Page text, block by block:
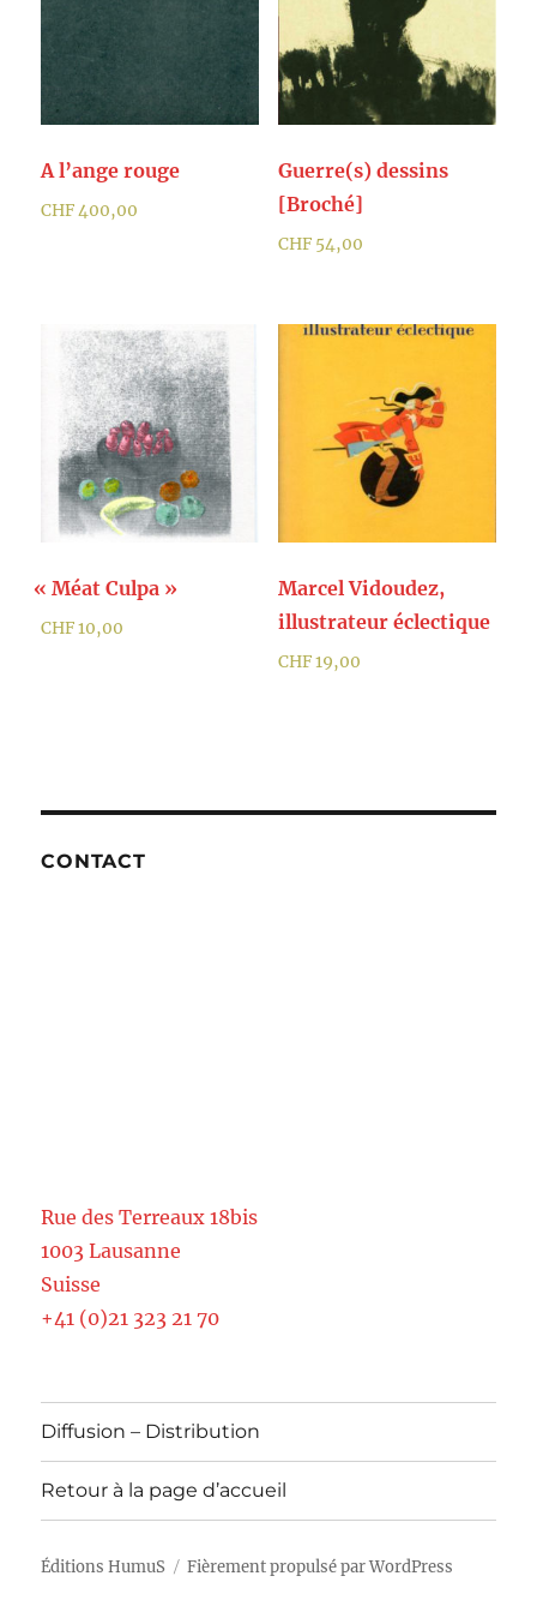
A l’ange rouge
CHF400,00
Guerre(s) dessins
[Broché]
CHF54,00
« Méat Culpa »
CHF10,00
Marcel Vidoudez,
illustrateur éclectique
CHF19,00
CONTACT
Rue des Terreaux 18bis
1003 Lausanne
Suisse
+41 (0)21 323 21 70
Diffusion – Distribution
Retour à la page d’accueil
Éditions HumuS Fièrement propulsé par WordPress